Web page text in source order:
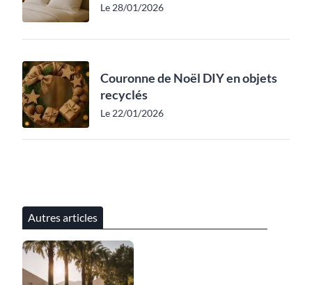
Le 28/01/2026
Couronne de Noël DIY en objets
recyclés
Le 22/01/2026
Autres articles